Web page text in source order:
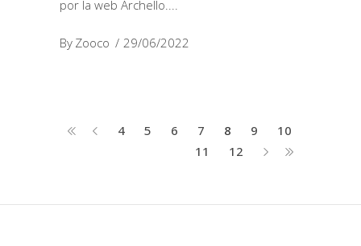
por la web Archello.
By Zooco 29/06/2022
4 5 6 7 8 9
10
11
12